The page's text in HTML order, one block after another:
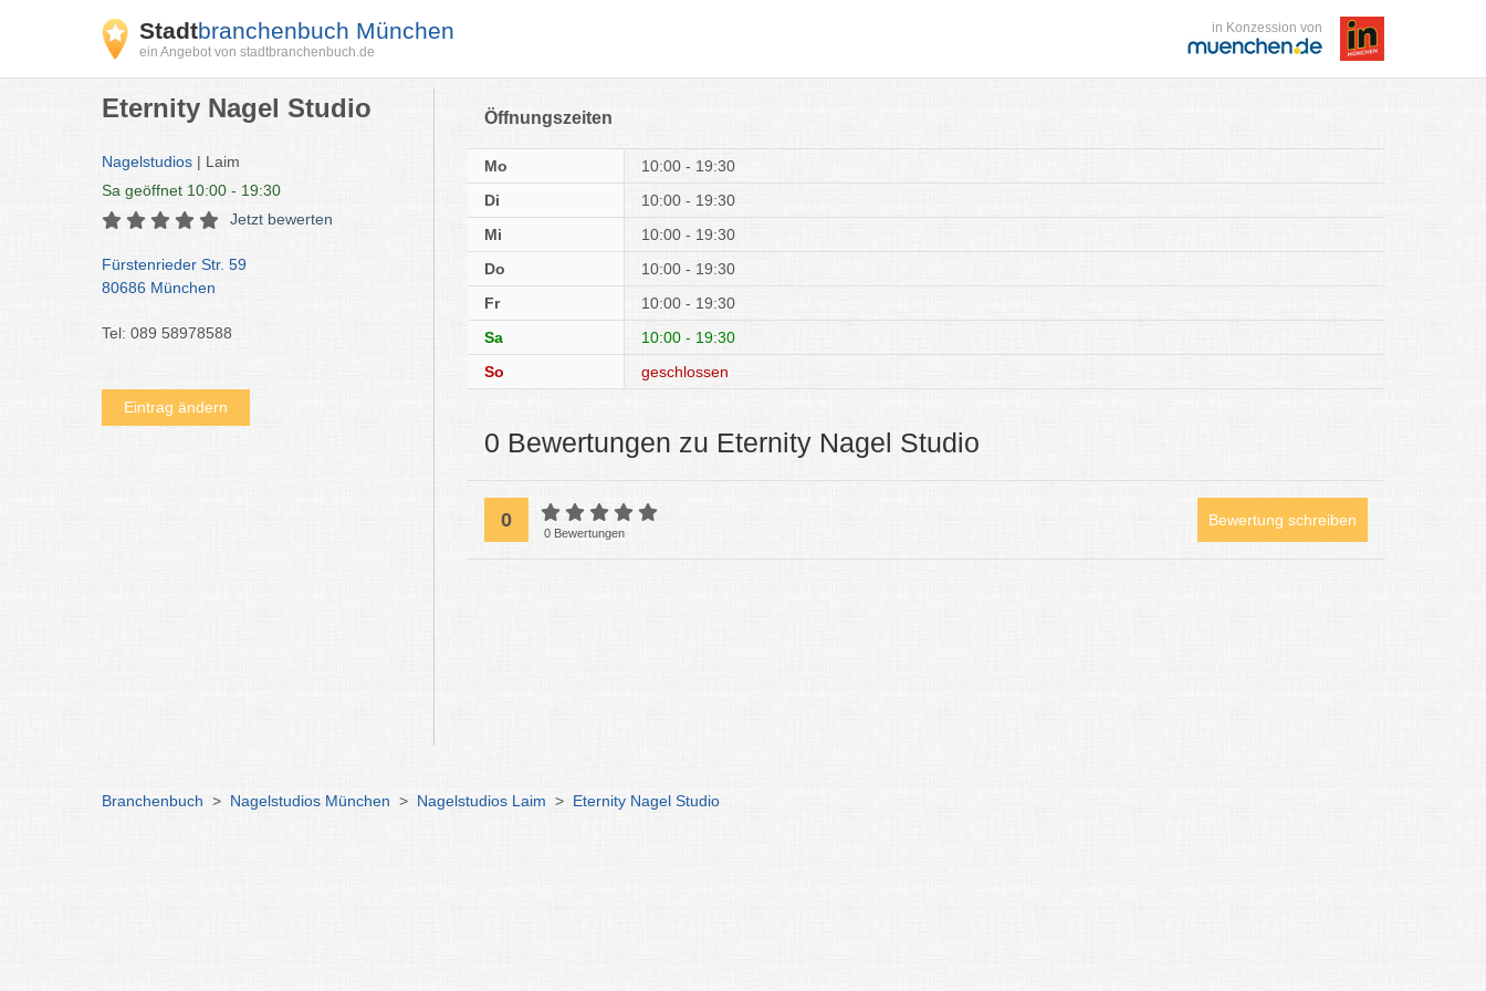
Stadtbranchenbuch München
ein Angebot von stadtbranchenbuch.de
in Konzession von
Eternity Nagel Studio
Nagelstudios | Laim
Sa geöffnet 10:00 - 19:30
Jetzt bewerten
Fürstenrieder Str. 59
80686 München
Tel: 089 58978588
Eintrag ändern
Öffnungszeiten
Mo
10:00 - 19:30
Di
10:00 - 19:30
Mi
10:00 - 19:30
Do
10:00 - 19:30
Fr
10:00 - 19:30
Sa
10:00 - 19:30
So
geschlossen
0 Bewertungen zu Eternity Nagel Studio
0
0 Bewertungen
Bewertung schreiben
Branchenbuch > Nagelstudios München > Nagelstudios Laim > Eternity Nagel Studio